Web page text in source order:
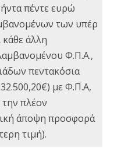
πέντε ευρώ
των υπέρ
άλλη
Φ.Π.Α.,
πεντακόσια
με Φ.Π.Α,
πλέον
άποψη προσφορά
τιμή).